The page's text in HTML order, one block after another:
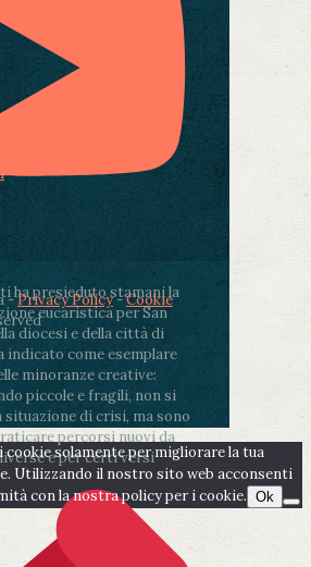
ha presieduto stamani la
eucaristica per San
diocesi e della città di
indicato come esemplare
minoranze creative:
piccole e fragili, non si
situazione di crisi, ma sono
percorsi nuovi da
e per certi versi
-Privacy Policy-Cookie
solamente per migliorare la tua
Utilizzando il nostro sito web acconsenti
con la nostra policy per i cookie. Ok